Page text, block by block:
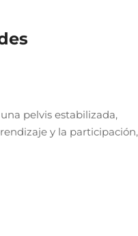
pelvis estabilizada,
y la participación,